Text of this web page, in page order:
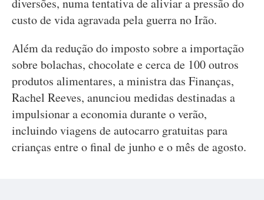
diversões, numa tentativa de aliviar a pressão do
custo de vida agravada pela guerra no Irão.
Além da redução do imposto sobre a importação
sobre bolachas, chocolate e cerca de 100 outros
produtos alimentares, a ministra das Finanças,
Rachel Reeves, anunciou medidas destinadas a
impulsionar a economia durante o verão,
incluindo viagens de autocarro gratuitas para
crianças entre o final de junho e o mês de agosto.